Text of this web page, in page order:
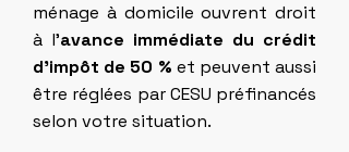
ménage à domicile ouvrent droit
à l’avance immédiate du crédit
d’impôt de 50 % et peuvent aussi
être réglées par CESU préfinancés
selon votre situation.